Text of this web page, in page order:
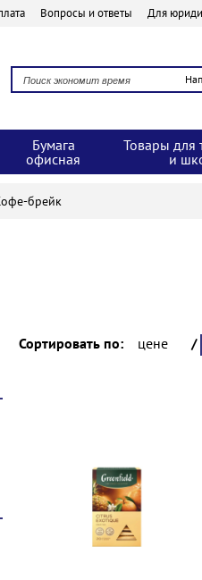
Вопросы и ответы Для
Бумага
офисная
Товары для
и
брейк
Сортировать по: цене /